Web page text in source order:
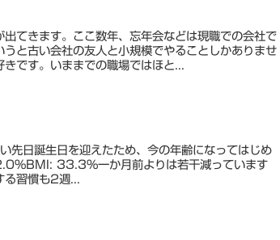
てきます。ここ数年、忘年会などは現職での会社で
と古い会社の友人と小規模でやることしかありませ
です。いままでの職場ではほと...
先日誕生日を迎えたため、今の年齢になってはじめ
33.3%一か月前よりは若干減っています
習慣も2週...